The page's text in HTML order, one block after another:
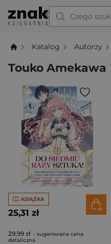
Czego
Katalog Autorzy
Touko Amekawa
KSIĄŻKA
25,31 zł
29,99 zł - sugerowana cena
detaliczna